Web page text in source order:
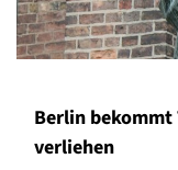
Berlin
verliehen